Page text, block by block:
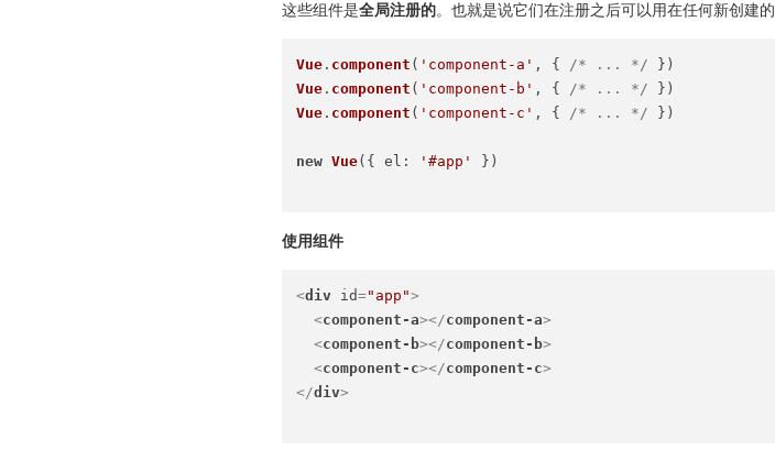
这些组件是全局注册的。也就是说它们在注册之后可以用在任何新创
Vue . component ( 'component-a' , { /* ... */
Vue . component ( 'component-b' , { /* ... */
Vue . component ( 'component-c' , { /* ... */ })
new Vue({ el : '#app' })
使用组件
<div id="app">
<component-a></component-a>
<component-b></component-b>
<component-c></component-c>
</div>